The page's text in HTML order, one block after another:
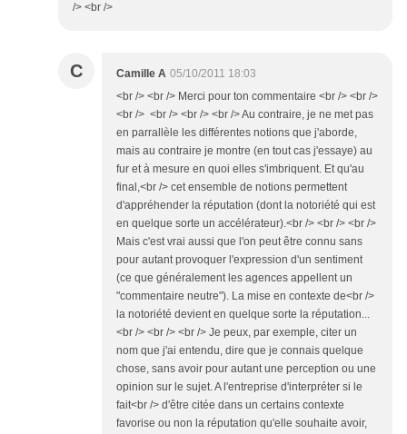
/> <br />
C Camille A 05/10/2011 18:03
<br /> <br /> Merci pour ton commentaire <br /> <br />
<br /> <br /> <br /> <br /> Au contraire, je ne met pas
en parrallèle les différentes notions que j'aborde,
mais au contraire je montre (en tout cas j'essaye) au
fur et à mesure en quoi elles s'imbriquent. Et qu'au
final,<br /> cet ensemble de notions permettent
d'appréhender la réputation (dont la notoriété qui est
en quelque sorte un accélérateur).<br /> <br /> <br />
Mais c'est vrai aussi que l'on peut être connu sans
pour autant provoquer l'expression d'un sentiment
(ce que généralement les agences appellent un
"commentaire neutre"). La mise en contexte de<br />
la notoriété devient en quelque sorte la réputation...
<br /> <br /> <br /> Je peux, par exemple, citer un
nom que j'ai entendu, dire que je connais quelque
chose, sans avoir pour autant une perception ou une
opinion sur le sujet. A l'entreprise d'interpréter si le
fait<br /> d'être citée dans un certains contexte
favorise ou non la réputation qu'elle souhaite avoir,